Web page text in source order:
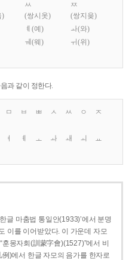
)
ㅆ
(쌍시옷)
ㅉ
(쌍지읒)
ㅖ(예)
ㅘ(와)
ㅞ(웨)
ㅟ(위)
과 같이 정한다.
ㅁ ㅂ ㅃ ㅅ ㅆ ㅇ
ㅈ
ㅕ ㅖ ㅗ ㅘ ㅙ ㅚ
ㅛ
글 마춤법 통일안(1933)’에서 분명
이를 이어받았다. 이 가운데 자모
몽자회(訓蒙字會)(1527)”에서 비
例)에서 한글 자모의 음가를 한자로